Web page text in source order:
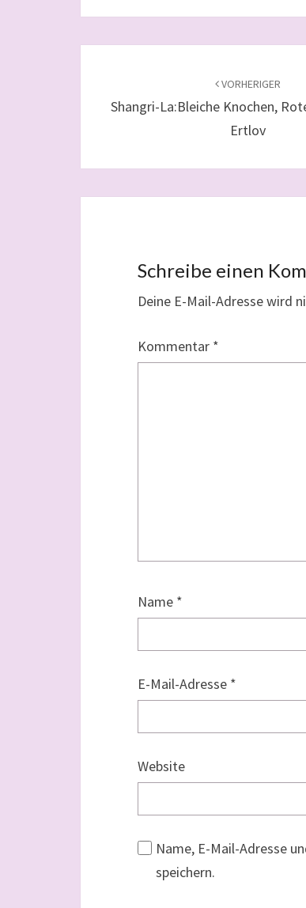
VORHERIGER
Shangri-La:Bleiche Knochen,
Ertlov
Schreibe einen
Deine E-Mail-Adresse wird
Kommentar *
Name *
E-Mail-Adresse *
Website
Name, E-Mail-Adresse
speichern.